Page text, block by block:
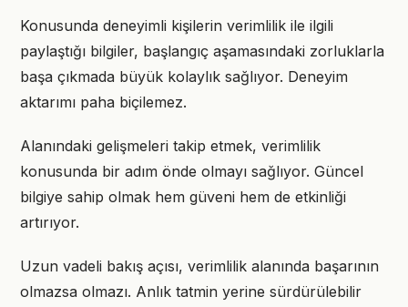
Konusunda deneyimli kişilerin verimlilik ile ilgili
paylaştığı bilgiler, başlangıç aşamasındaki zorluklarla
başa çıkmada büyük kolaylık sağlıyor. Deneyim
aktarımı paha biçilemez.
Alanındaki gelişmeleri takip etmek, verimlilik
konusunda bir adım önde olmayı sağlıyor. Güncel
bilgiye sahip olmak hem güveni hem de etkinliği
artırıyor.
Uzun vadeli bakış açısı, verimlilik alanında başarının
olmazsa olmazı. Anlık tatmin yerine sürdürülebilir